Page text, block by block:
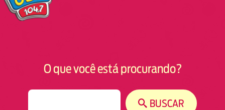
O que você está procurando?
BUSCAR